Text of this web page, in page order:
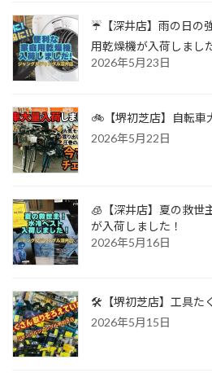
☔【深井店】雨の日の
用乾燥機が入荷しまし
2026年5月23日
🚲【堺初芝店】自転車
2026年5月22日
🧊【深井店】夏の救世
が入荷しました！
2026年5月16日
🛠️【堺初芝店】工具た
2026年5月15日